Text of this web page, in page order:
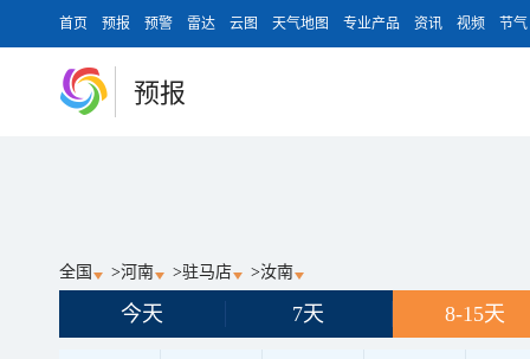
首页 预报 预警 雷达 云图 天气地图 专业产品 资讯 视频 节气
预报
全国 >河南 >驻马店 >汝南
今天 7天 8-15天